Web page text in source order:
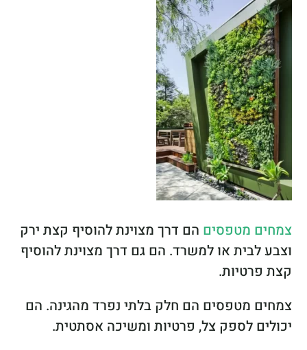
צמחים מטפסים הם דרך מצוינת להוסיף קצת ירק
וצבע לבית או למשרד. הם גם דרך מצוינת להוסיף
קצת פרטיות.
צמחים מטפסים הם חלק בלתי נפרד מהגינה. הם
יכולים לספק צל, פרטיות ומשיכה אסתטית.